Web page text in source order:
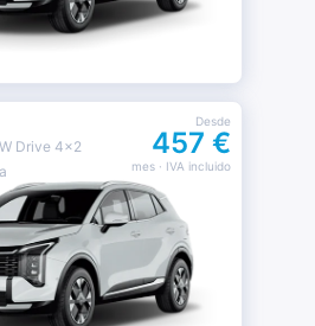
Drive 4x2
Desde
457 €
mes· IVA incluido